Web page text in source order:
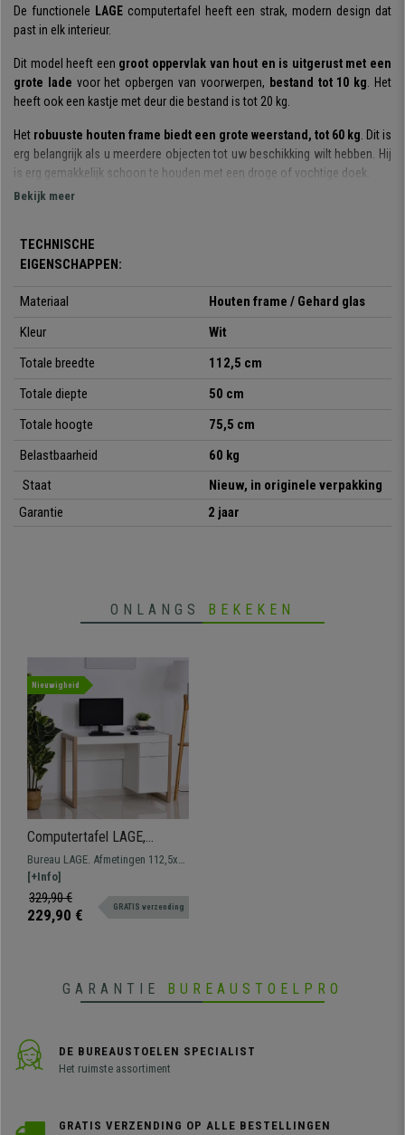
De functionele LAGEcomputertafel heeft een strak, modern design dat
past in elk interieur.
Dit model heeft een groot oppervlak van hout en is uitgerust met een
grote lade voor het opbergen van voorwerpen, bestand tot 10 kg. Het
heeft ook een kastje met deur die bestand is tot 20 kg.
Het robuuste houten frame biedt een grote weerstand, tot 60 kg. Dit is
erg belangrijk als u meerdere objecten tot uw beschikking wilt hebben. Hij
is erg gemakkelijk schoon te houden met een droge of vochtige doek.
Zoals u op de foto's kunt zien, is het een tafel die opvalt door zijn
Kortom, we hebben het over een tafel met een
bij Bureaustoelpro, met de scherpste prijs en de beste service op de
Praktische en ruime tafel
• Robuust en slijtvast frame
• Gemakkelijk te onderhouden en schoon te maken
Bekijk meer
TECHNISCHE
EIGENSCHAPPEN:
Materiaal
Houten frame / Gehard glas
Kleur
Wit
Totale breedte
112,5 cm
Totale diepte
50 cm
Totale hoogte
75,5 cm
Belastbaarheid
60 kg
Staat
Nieuw, in originele verpakking
Garantie
2 jaar
ONLANGS BEKEKEN
Nieuwigheid
Computertafel LAGE,
112,5x50x75,5 cm, Exclusief
Ontwerp, in Hout, Kleur Wit
Bureau LAGE. Afmetingen 112,5x50
en 75,5 cm hoog. Moderne en
elegante vormgeving. Robuuste
houten structuur.
[+Info]
329,90 €
229,90 € GRATIS verzending
GARANTIE BUREAUSTOELPRO
DE BUREAUSTOELEN SPECIALIST
Het ruimste assortiment
GRATIS VERZENDING OP ALLE BESTELLINGEN